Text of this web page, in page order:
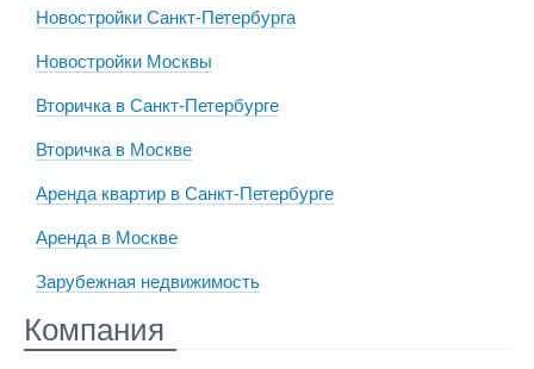
Новостройки Санкт-Петербурга
Новостройки Москвы
Вторичка в Санкт-Петербурге
Вторичка в Москве
Аренда квартир в Санкт-Петербурге
Аренда в Москве
Зарубежная недвижимость
Компания